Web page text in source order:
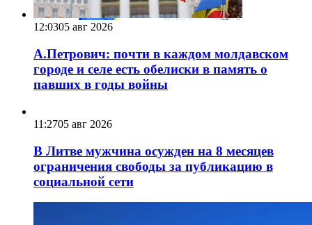
12:0305 авг 2026
А.Петрович: почти в каждом молдавском
городе и селе есть обелиски в память о
павших в годы войны
11:2705 авг 2026
В Литве мужчина осужден на 8 месяцев
ограничения свободы за публикацию в
социальной сети